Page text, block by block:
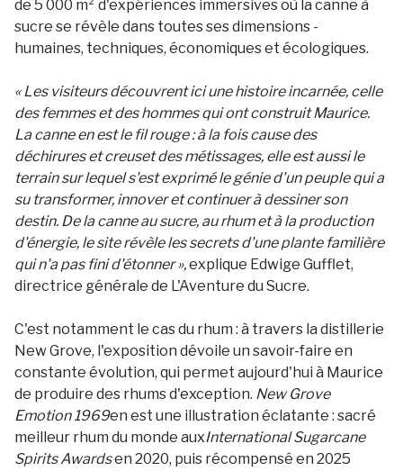
de 5 000 m² d'expériences immersives où la canne à
sucre se révèle dans toutes ses dimensions -
humaines, techniques, économiques et écologiques.
« Les visiteurs découvrent ici une histoire incarnée, celle
des femmes et des hommes qui ont construit Maurice.
La canne en est le fil rouge : à la fois cause des
déchirures et creuset des métissages, elle est aussi le
terrain sur lequel s'est exprimé le génie d'un peuple qui a
su transformer, innover et continuer à dessiner son
destin. De la canne au sucre, au rhum et à la production
d'énergie, le site révèle les secrets d'une plante familière
qui n'a pas fini d'étonner »,explique Edwige Gufflet,
directrice générale de L'Aventure du Sucre.
C'est notamment le cas du rhum : à travers la distillerie
New Grove, l'exposition dévoile un savoir-faire en
constante évolution, qui permet aujourd'hui à Maurice
de produire des rhums d'exception. New Grove
Emotion 1969en est une illustration éclatante : sacré
meilleur rhum du monde auxInternational Sugarcane
Spirits Awardsen 2020, puis récompensé en 2025